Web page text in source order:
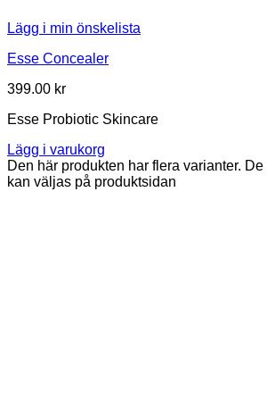
Lägg i min önskelista
Esse Concealer
399.00 kr
Esse Probiotic Skincare
Lägg i varukorg
Den här produkten har flera varianter.
kan väljas på produktsidan